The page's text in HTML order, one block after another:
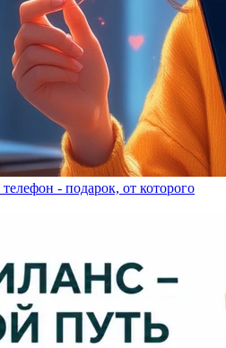
- подарок, от которого